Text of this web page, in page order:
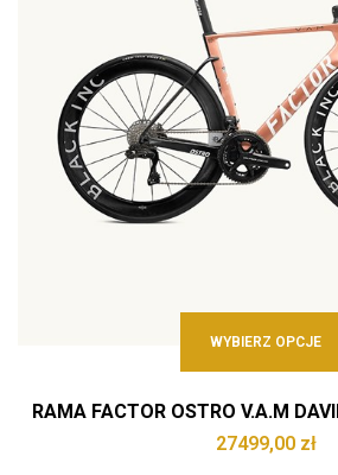
WYBIERZ OPCJE
RAMA FACTOR OSTRO V.A.M
27499,00 zł